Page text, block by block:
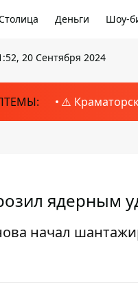
Деньги Шоу-
20 Сентября 2024
⚠️
ядерным
начал